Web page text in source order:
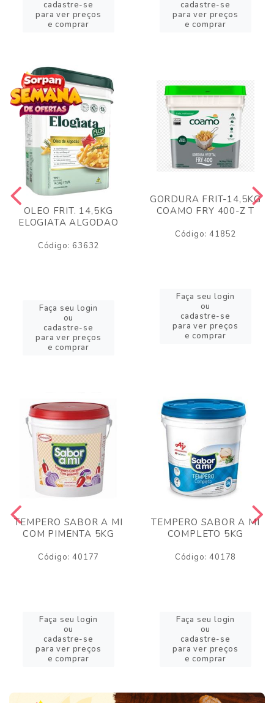
cadastre-se
para ver preços
e comprar
cadastre-se
para ver preços
e comprar
OLEO FRIT. 14,5KG
ELOGIATA ALGODAO
Código: 63632
Faça seu login
ou
cadastre-se
para ver preços
e comprar
GORDURA FRIT-14,5KG
COAMO FRY 400-Z T
Código: 41852
Faça seu login
ou
cadastre-se
para ver preços
e comprar
TEMPERO SABOR A MI
COM PIMENTA 5KG
Código: 40177
Faça seu login
ou
cadastre-se
para ver preços
e comprar
TEMPERO SABOR A MI
COMPLETO 5KG
Código: 40178
Faça seu login
ou
cadastre-se
para ver preços
e comprar